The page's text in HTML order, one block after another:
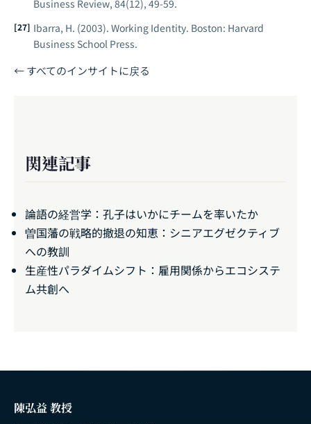
Business Review, 84(12), 49-59.
Ibarra, H. (2003). Working Identity. Boston: Harvard
Business School Press.
← すべてのインサイトに戻る
関連記事
論語の経営学：孔子はいかにチームを率いたか
曽国藩の戦略的撤退の知恵：シニアエグゼクティブ
への教訓
生産性パラダイムシフト：雇用関係からエコシステ
ム共創へ
陳弘益 教授